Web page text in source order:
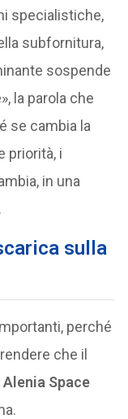
specialistiche,
subfornitura,
sospende
la parola che
se cambia la
priorità, i
in una
.
sulla
perché
che il
Space